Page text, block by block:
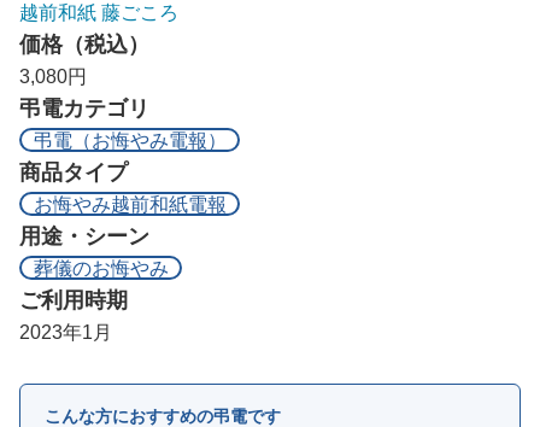
越前和紙 藤ごころ
価格（税込）
3,080円
弔電カテゴリ
弔電（お悔やみ電報）
商品タイプ
お悔やみ越前和紙電報
用途・シーン
葬儀のお悔やみ
ご利用時期
2023年1月
こんな方におすすめの弔電です